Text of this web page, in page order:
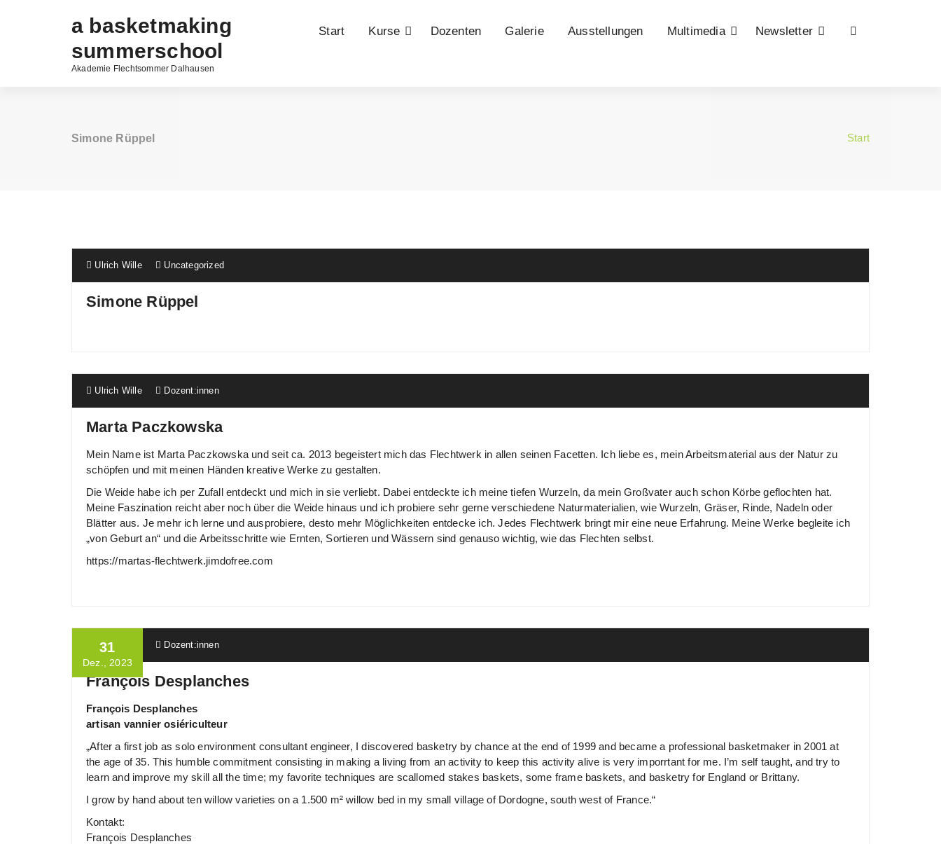
a basketmaking
summerschool
Akademie Flechtsommer Dalhausen
Start Kurse Dozenten Galerie Ausstellungen Multimedia Newsletter
Simone Rüppel Start
Ulrich Wille Uncategorized
Simone Rüppel
Ulrich Wille Dozent:innen
Marta Paczkowska
Mein Name ist Marta Paczkowska und seit ca. 2013 begeistert mich das Flechtwerk in allen seinen Facetten. Ich liebe es, mein Arbeitsmaterial aus der Natur zu
schöpfen und mit meinen Händen kreative Werke zu gestalten.
Die Weide habe ich per Zufall entdeckt und mich in sie verliebt. Dabei entdeckte ich meine tiefen Wurzeln, da mein Großvater auch schon Körbe geflochten hat.
Meine Faszination reicht aber noch über die Weide hinaus und ich probiere sehr gerne verschiedene Naturmaterialien, wie Wurzeln, Gräser, Rinde, Nadeln oder
Blätter aus. Je mehr ich lerne und ausprobiere, desto mehr Möglichkeiten entdecke ich. Jedes Flechtwerk bringt mir eine neue Erfahrung. Meine Werke begleite ich
„von Geburt an“ und die Arbeitsschritte wie Ernten, Sortieren und Wässern sind genauso wichtig, wie das Flechten selbst.
https://martas-flechtwerk.jimdofree.com
31
Dez., 2023
Ulrich Wille Dozent:innen
François Desplanches
François Desplanches
artisan vannier osiériculteur
„After a first job as solo environment consultant engineer, I discovered basketry by chance at the end of 1999 and became a professional basketmaker in 2001 at
the age of 35. This humble commitment consisting in making a living from an activity to keep this activity alive is very imporrtant for me. I’m self taught, and try to
learn and improve my skill all the time; my favorite techniques are scallomed stakes baskets, some frame baskets, and basketry for England or Brittany.
I grow by hand about ten willow varieties on a 1.500 m² willow bed in my small village of Dordogne, south west of France.“
Kontakt:
François Desplanches